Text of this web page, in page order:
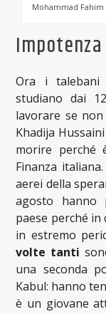
Mohammad
Impotenza
Ora i talebani
studiano dai
lavorare se
Khadija
morire perché
Finanza
aerei della
agosto hanno
paese perché in
in estremo
volte tanti
una seconda
Kabul: hanno
è un giovane